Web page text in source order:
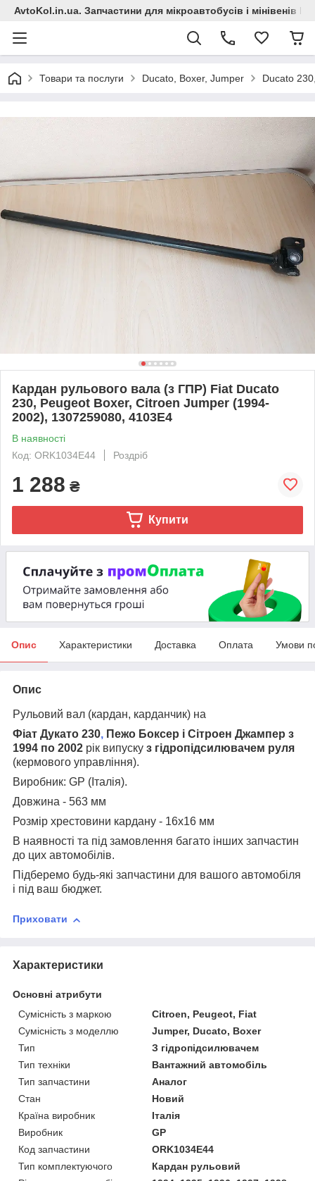
AvtoKol.in.ua. Запчастини для мікроавтобусів і мінівенів
Товари та послуги Ducato, Boxer, Jumper Ducato
Кардан рульового вала (з ГПР) Fiat Ducato
230, Peugeot Boxer, Citroen Jumper (1994-
2002), 1307259080, 4103E4
В наявності
Код: ORK1034E44
Роздріб
1 288 ₴
Купити
Опис Характеристики Доставка Оплата Умови
Опис
Рульовий вал (кардан, карданчик) на
Фіат Дукато 230, Пежо Боксер і Сітроен Джампер з
1994 по 2002 рік випуску з гідропідсилювачем руля
(кермового управління).
Виробник: GP (Італія).
Довжина - 563 мм
Розмір хрестовини кардану - 16х16 мм
В наявності та під замовлення багато інших запчастин
до цих автомобілів.
Підберемо будь-які запчастини для вашого автомобіля
і під ваш бюджет.
Приховати
Характеристики
Основні атрибути
Сумісність з маркою
Citroen, Peugeot, Fiat
Сумісність з моделлю
Jumper, Ducato, Boxer
Тип
З гідропідсилювачем
Тип техніки
Вантажний автомобіль
Тип запчастини
Аналог
Стан
Новий
Країна виробник
Італія
Виробник
GP
Код запчастини
ORK1034E44
Тип комплектуючого
Кардан рульовий